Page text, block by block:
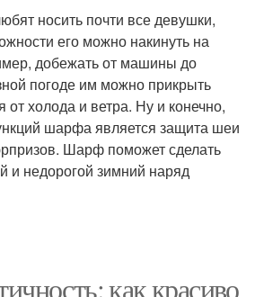
носить почти все девушки,
его можно накинуть на
добежать от машины до
погоде им можно прикрыть
от холода и ветра. Ну и конечно,
шарфа является защита шеи
Шарф поможет сделать
недорогой зимний наряд
как красиво